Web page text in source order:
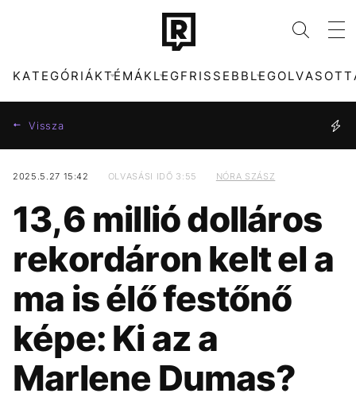
KATEGÓRIÁKTÉMÁKLEGFRISSEBB
ZENE DIVAT
KULTÚRA ENTR
FILM + SOROZAT TECH-TUDOMÁNY
SPORT TÁRSADALOM
KÖZÉLET
ÉLETMÓD DESIGN
KONCERT HŐSÉG
SEBESTYÉN BALÁZS CELEB
MAJKA MTVA
DUNA ENERGIAVÁLSÁG
Vissza
2025.5.27 15:42 OLVASÁSI IDŐ 3:55 NÓRA SZÁSZ
13,6 millió dolláros
rekordáron kelt el a
ma is élő festőnő
képe: Ki az a
Marlene Dumas?